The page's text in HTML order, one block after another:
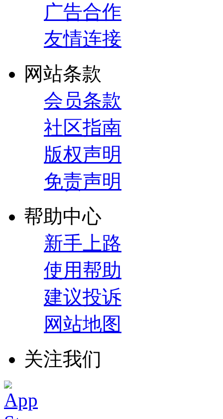
广告合作
友情连接
网站条款
会员条款
社区指南
版权声明
免责声明
帮助中心
新手上路
使用帮助
建议投诉
网站地图
关注我们